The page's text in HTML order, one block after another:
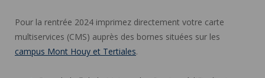
Pour la rentrée 2024 imprimez directement votre carte
multiservices (CMS) auprès des bornes situées sur les
campus Mont Houy et Tertiales.